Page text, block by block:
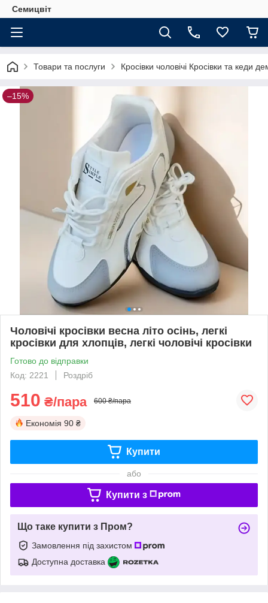
Семицвіт
Товари та послуги Кросівки чоловічі Кросівки та кеди
–15%
Чоловічі кросівки весна літо осінь, легкі
кросівки для хлопців, легкі чоловічі кросівки
Готово до відправки
Код: 2221
Роздріб
510 ₴/пара 600 ₴/пара
Економія 90 ₴
Купити
або
Купити з
Що таке купити з Пром?
Замовлення під захистом
Доступна доставка